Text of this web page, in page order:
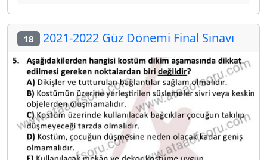
18 2021-2022 Güz Dönemi Final Sınavı